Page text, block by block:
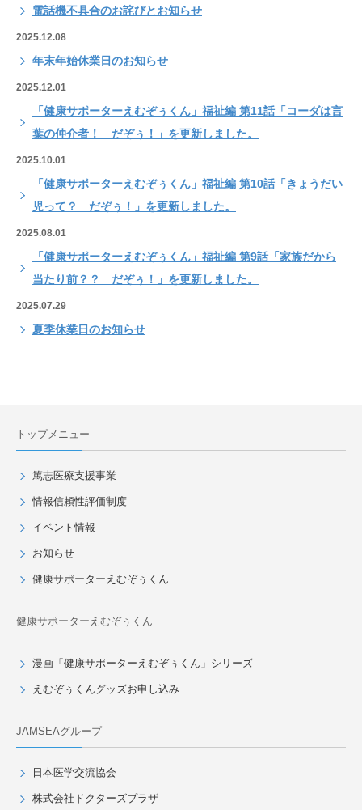
電話機不具合のお詫びとお知らせ
2025.12.08
年末年始休業日のお知らせ
2025.12.01
「健康サポーターえむぞぅくん」福祉編 第11話「コーダは言
葉の仲介者！ だぞぅ！」を更新しました。
2025.10.01
「健康サポーターえむぞぅくん」福祉編 第10話「きょうだい
児って？ だぞぅ！」を更新しました。
2025.08.01
「健康サポーターえむぞぅくん」福祉編 第9話「家族だから
当たり前？？ だぞぅ！」を更新しました。
2025.07.29
夏季休業日のお知らせ
トップメニュー
篤志医療支援事業
情報信頼性評価制度
イベント情報
お知らせ
健康サポーターえむぞぅくん
健康サポーターえむぞぅくん
漫画「健康サポーターえむぞぅくん」シリーズ
えむぞぅくんグッズお申し込み
JAMSEAグループ
日本医学交流協会
株式会社ドクターズプラザ